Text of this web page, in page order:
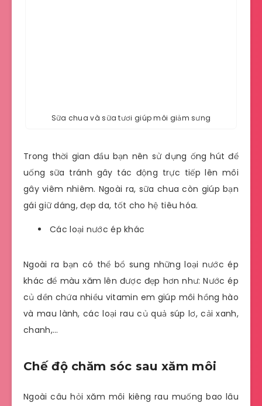
Sữa chua và sữa tươi giúp môi giảm sưng
Trong thời gian đầu bạn nên sử dụng ống hút để
uống sữa tránh gây tác động trực tiếp lên môi
gây viêm nhiêm. Ngoài ra, sữa chua còn giúp bạn
gái giữ dáng, đẹp da, tốt cho hệ tiêu hóa.
Các loại nước ép khác
Ngoài ra bạn có thể bổ sung những loại nước ép
khác để màu xăm lên được đẹp hơn như: Nước ép
củ dền chứa nhiều vitamin em giúp môi hồng hào
và mau lành, các loại rau củ quả súp lơ, cải xanh,
chanh,…
Chế độ chăm sóc sau xăm môi
Ngoài câu hỏi xăm môi kiêng rau muống bao lâu